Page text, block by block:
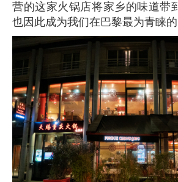
营的这家火锅店将家乡的味道带
也因此成为我们在巴黎最为青睐的